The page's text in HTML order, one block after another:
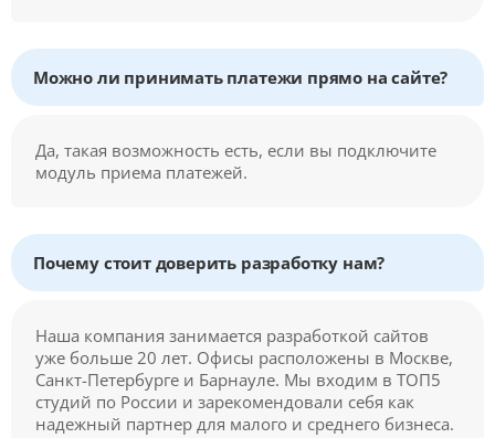
Можно ли принимать платежи прямо на сайте?
Да, такая возможность есть, если вы подключите
модуль приема платежей.
Почему стоит доверить разработку нам?
Наша компания занимается разработкой сайтов
уже больше 20 лет. Офисы расположены в Москве,
Санкт-Петербурге и Барнауле. Мы входим в ТОП5
студий по России и зарекомендовали себя как
надежный партнер для малого и среднего бизнеса.